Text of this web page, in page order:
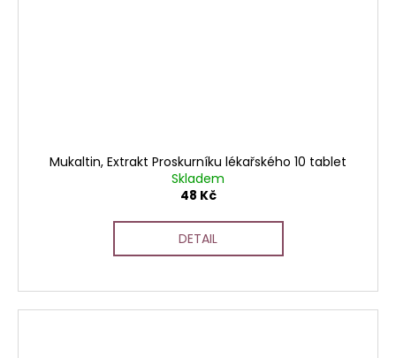
Mukaltin, Extrakt Proskurníku lékařského 10 tablet
Skladem
48 Kč
DETAIL